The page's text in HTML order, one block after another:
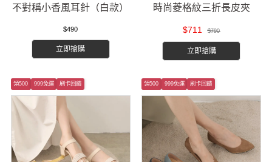
不對稱小香風耳針（白款）
$490
立即搶購
時尚菱格紋三折長皮夾
$711 $790
立即搶購
領500 999免運 刷卡回饋 領500 999免運 刷卡回饋